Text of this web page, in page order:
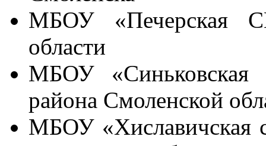
МБОУ «Печерская
области
МБОУ «Синьковская
района Смоленской
МБОУ «Хиславичская